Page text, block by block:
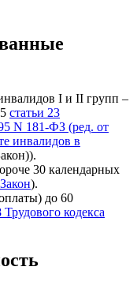
I и II групп –
статьи 23
N 181-ФЗ (ред. от
инвалидов в
30 календарных
Закон).
до 60
Трудового кодекса